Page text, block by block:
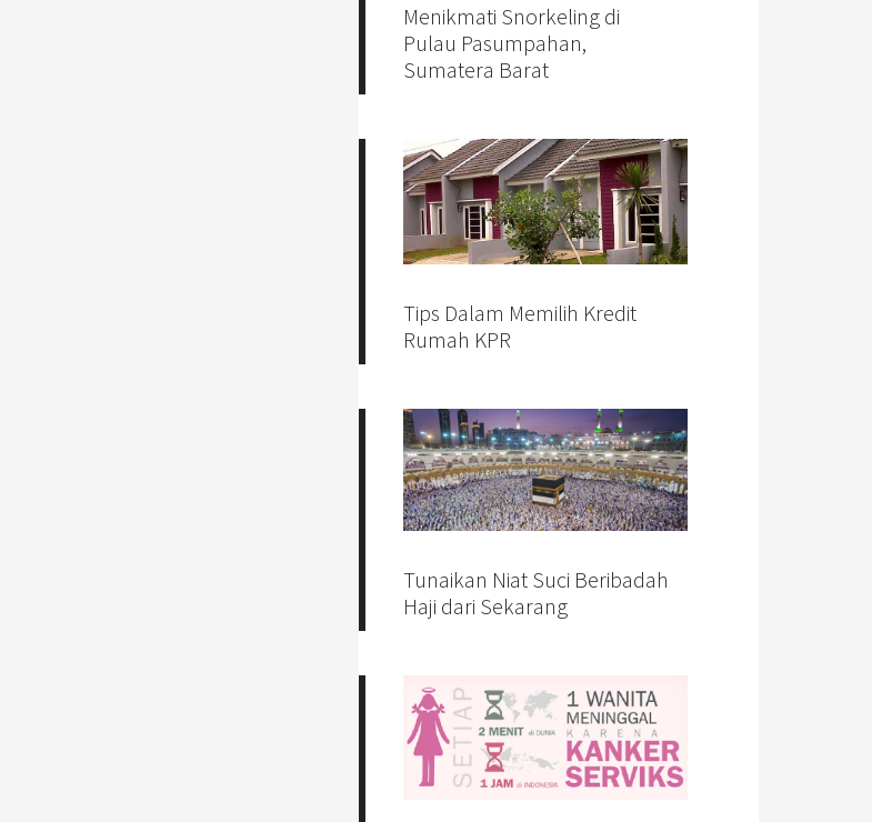
Menikmati Snorkeling di
Pulau Pasumpahan,
Sumatera Barat
Tips Dalam Memilih Kredit
Rumah KPR
Tunaikan Niat Suci Beribadah
Haji dari Sekarang